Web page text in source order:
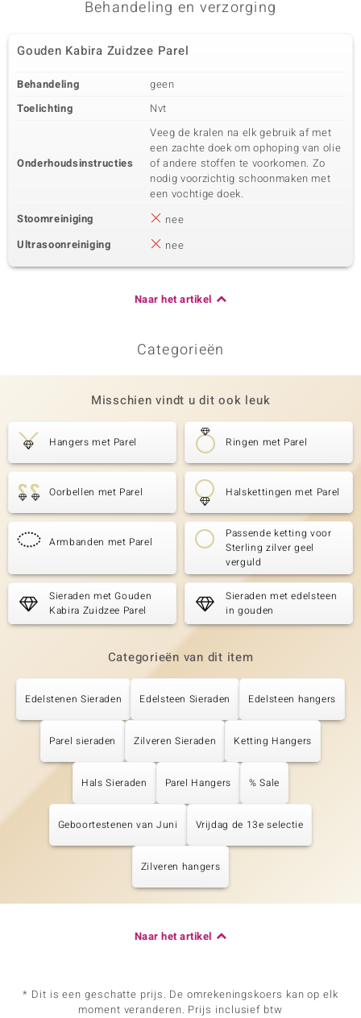
Behandeling en verzorging
Gouden Kabira Zuidzee Parel
Behandeling
geen
Toelichting
Nvt
Onderhoudsinstructies
Veeg de kralen na elk gebruik af met
een zachte doek om ophoping van olie
of andere stoffen te voorkomen. Zo
nodig voorzichtig schoonmaken met
een vochtige doek.
Stoomreiniging
nee
Ultrasoonreiniging
nee
Naar het artikel
Categorieën
Misschien vindt u dit ook leuk
Hangers met Parel Ringen met Parel
Oorbellen met Parel Halskettingen met Parel
Armbanden met Parel
Passende ketting voor
Sterling zilver geel
verguld
Sieraden met Gouden
Kabira Zuidzee Parel
Sieraden met edelsteen
in gouden
Categorieën van dit item
Edelstenen Sieraden Edelsteen Sieraden Edelsteen hangers
Parel sieraden Zilveren Sieraden Ketting Hangers
Hals Sieraden Parel Hangers % Sale
Geboortestenen van Juni Vrijdag de 13e selectie
Zilveren hangers
Naar het artikel
* Dit is een geschatte prijs. De omrekeningskoers kan op elk
moment veranderen. Prijs inclusief btw